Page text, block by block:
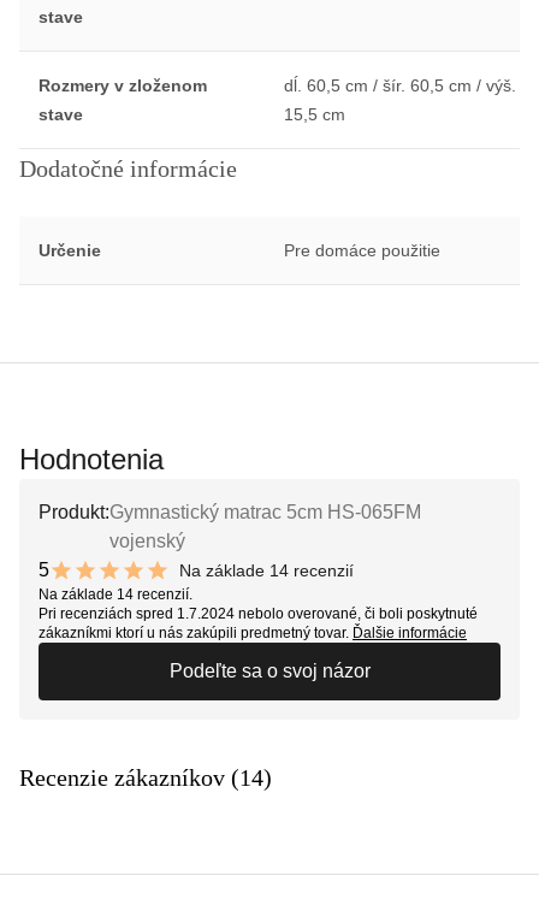
stave
Rozmery v zloženom
stave
dĺ. 60,5 cm / šír. 60,5 cm / výš.
15,5 cm
Dodatočné informácie
Určenie Pre domáce použitie
Hodnotenia
Produkt:Gymnastický matrac 5cm HS-065FM
vojenský
5
10 out of 10 stars
Na základe 14 recenzií
Na základe 14 recenzií.
Pri recenziách spred 1.7.2024 nebolo overované, či boli poskytnuté
zákazníkmi ktorí u nás zakúpili predmetný tovar. Ďalšie informácie
Podeľte sa o svoj názor
Recenzie zákazníkov (14)